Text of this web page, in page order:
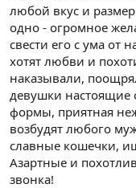
любой вкус и
одно - огромное
свести его с ума от
хотят любви и
наказывали,
девушки настоящие
формы, приятная
возбудят любого
славные кошечки,
Азартные и
звонка!